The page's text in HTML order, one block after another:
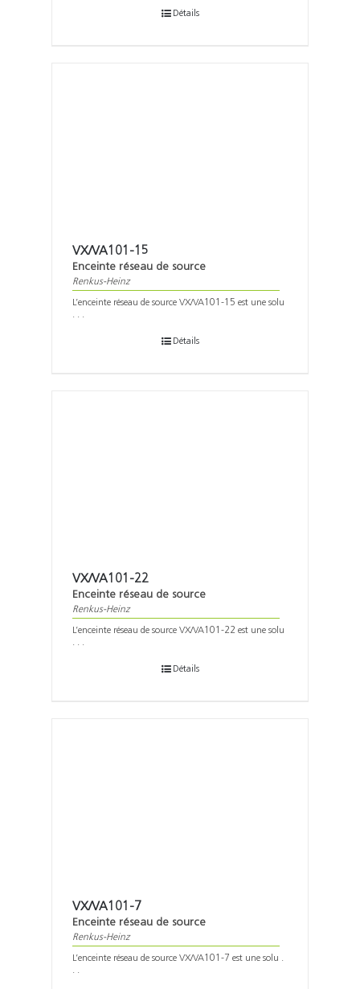
Détails
VX/VA101-15
Enceinte réseau de source
Renkus-Heinz
L’enceinte réseau de source VX/VA101-15 est une solu
. . .
Détails
VX/VA101-22
Enceinte réseau de source
Renkus-Heinz
L’enceinte réseau de source VX/VA101-22 est une solu
. . .
Détails
VX/VA101-7
Enceinte réseau de source
Renkus-Heinz
L’enceinte réseau de source VX/VA101-7 est une solu .
. .